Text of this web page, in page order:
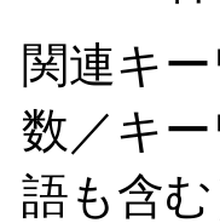
関連キ
数／キ
語も含